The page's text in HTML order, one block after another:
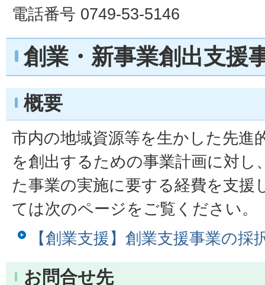
電話番号 0749-53-5146
創業・新事業創出支援
概要
市内の地域資源等を生かした先進
を創出するための事業計画に対し
た事業の実施に要する経費を支援
ては次のページをご覧ください。
【創業支援】創業支援事業の採
お問合せ先